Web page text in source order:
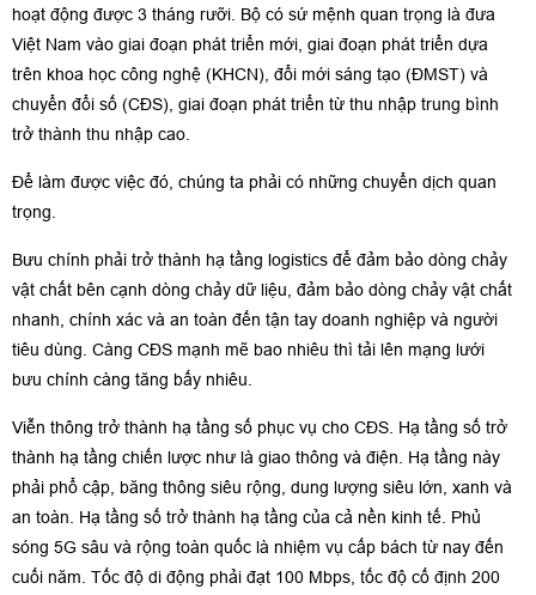
hoạt động được 3 tháng rưỡi. Bộ có sứ mệnh quan trọng là đưa
Việt Nam vào giai đoạn phát triển mới, giai đoạn phát triển dựa
trên khoa học công nghệ (KHCN), đổi mới sáng tạo (ĐMST) và
chuyển đổi số (CĐS), giai đoạn phát triển từ thu nhập trung bình
trở thành thu nhập cao.
Để làm được việc đó, chúng ta phải có những chuyển dịch quan
trọng.
Bưu chính phải trở thành hạ tầng logistics để đảm bảo dòng chảy
vật chất bên cạnh dòng chảy dữ liệu, đảm bảo dòng chảy vật chất
nhanh, chính xác và an toàn đến tận tay doanh nghiệp và người
tiêu dùng. Càng CĐS mạnh mẽ bao nhiêu thì tải lên mạng lưới
bưu chính càng tăng bấy nhiêu.
Viễn thông trở thành hạ tầng số phục vụ cho CĐS. Hạ tầng số trở
thành hạ tầng chiến lược như là giao thông và điện. Hạ tầng này
phải phổ cập, băng thông siêu rộng, dung lượng siêu lớn, xanh và
an toàn. Hạ tầng số trở thành hạ tầng của cả nền kinh tế. Phủ
sóng 5G sâu và rộng toàn quốc là nhiệm vụ cấp bách từ nay đến
cuối năm. Tốc độ di động phải đạt 100 Mbps, tốc độ cố định 200